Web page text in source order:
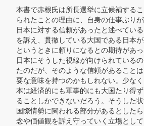
本書で赤根氏は所長選挙に立候補する
られたことの理由に、自身の仕事ぶり
日本に対する信頼があったと述べてい
を訴え、貫徹している大国である日本
というときに頼りになるとの期待があ
日本にそうした視線が向けられている
たのだが、そのような信頼があること
要な意味を持つのかもしれない。少な
本は経済的にも軍事的にも大国たり得
ることしかできないだろう。そうした
国際情勢に関われる部分があるとした
念や価値観を訴え守っていく立場として